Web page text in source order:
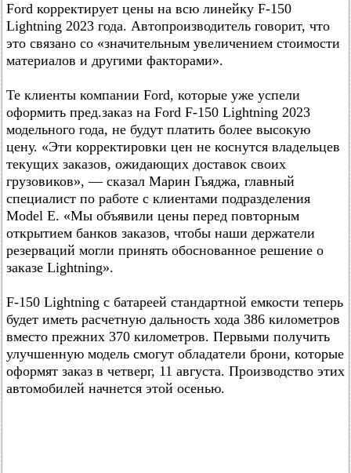
Ford корректирует цены на всю линейку F-150
Lightning 2023 года. Автопроизводитель говорит, что
это связано со «значительным увеличением стоимости
материалов и другими факторами».
Те клиенты компании Ford, которые уже успели
оформить пред.заказ на Ford F-150 Lightning 2023
модельного года, не будут платить более высокую
цену. «Эти корректировки цен не коснутся владельцев
текущих заказов, ожидающих доставок своих
грузовиков», — сказал Марин Гьяджа, главный
специалист по работе с клиентами подразделения
Model E. «Мы объявили цены перед повторным
открытием банков заказов, чтобы наши держатели
резерваций могли принять обоснованное решение о
заказе Lightning».
F-150 Lightning с батареей стандартной емкости теперь
будет иметь расчетную дальность хода 386 километров
вместо прежних 370 километров. Первыми получить
улучшенную модель смогут обладатели брони, которые
оформят заказ в четверг, 11 августа. Производство этих
автомобилей начнется этой осенью.